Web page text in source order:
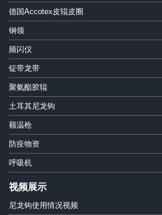
德国Accotex皮辊皮圈
钢领
频闪仪
锭带龙带
聚氨酯胶辊
土耳其尼龙钩
额温枪
防疫物资
呼吸机
视频展示
尼龙钩使用情况视频